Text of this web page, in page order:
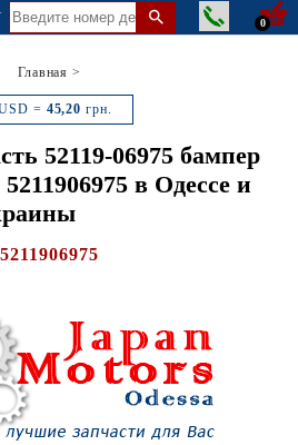
0
Главная >
= 45,20 грн.
52119-06975 бампер
в Одессе и
5211906975